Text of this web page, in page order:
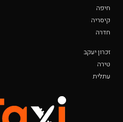
חיפה
קיסריה
חדרה
זכרון יעקב
טירה
עתלית